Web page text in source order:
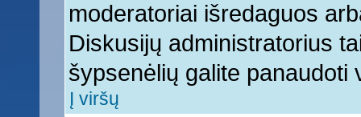
moderatoriai išredaguos
Diskusijų administratorius
šypsenėlių galite panaudoti
Į viršų